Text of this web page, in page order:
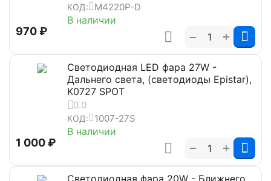
КОД: M4220P-D
В наличии
‍970‍₽ +
−
Светодиодная LED фара 27W -
Дальнего света, (светодиоды Epistar),
K0727 SPOT
0.0
КОД: 1007-27S
В наличии
1 000₽ +
−
Светодиодная фара 20W - Ближнего